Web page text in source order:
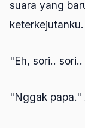
suara yang
keterkejutanku.
"Eh, sori..
"Nggak papa."